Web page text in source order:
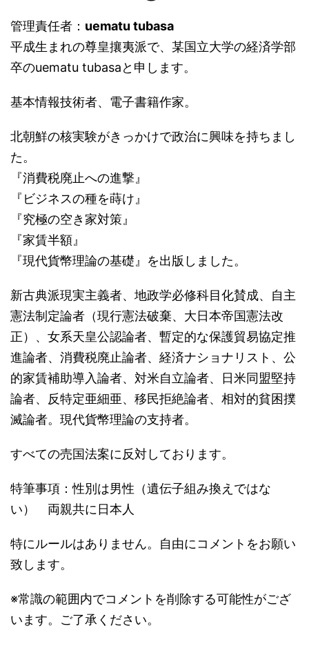
管理責任者： uematu tubasa
平成生まれの尊皇攘夷派で、某国立大学の経済学部
卒のuematu tubasaと申します。
基本情報技術者、電子書籍作家。
北朝鮮の核実験がきっかけで政治に興味を持ちまし
た。
『消費税廃止への進撃』
『ビジネスの種を蒔け』
『究極の空き家対策』
『家賃半額』
『現代貨幣理論の基礎』を出版しました。
新古典派現実主義者、地政学必修科目化賛成、自主
憲法制定論者（現行憲法破棄、大日本帝国憲法改
正）、女系天皇公認論者、暫定的な保護貿易協定推
進論者、消費税廃止論者、経済ナショナリスト、公
的家賃補助導入論者、対米自立論者、日米同盟堅持
論者、反特定亜細亜、移民拒絶論者、相対的貧困撲
滅論者。現代貨幣理論の支持者。
すべての売国法案に反対しております。
特筆事項：性別は男性（遺伝子組み換えではな
い） 両親共に日本人
特にルールはありません。自由にコメントをお願い
致します。
※常識の範囲内でコメントを削除する可能性がござ
います。ご了承ください。